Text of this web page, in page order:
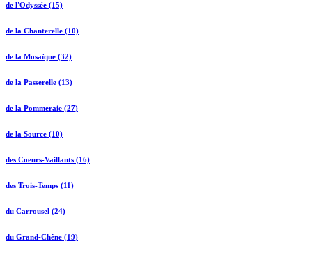
de l'Odyssée (15)
de la Chanterelle (10)
de la Mosaïque (32)
de la Passerelle (13)
de la Pommeraie (27)
de la Source (10)
des Coeurs-Vaillants (16)
des Trois-Temps (11)
du Carrousel (24)
du Grand-Chêne (19)